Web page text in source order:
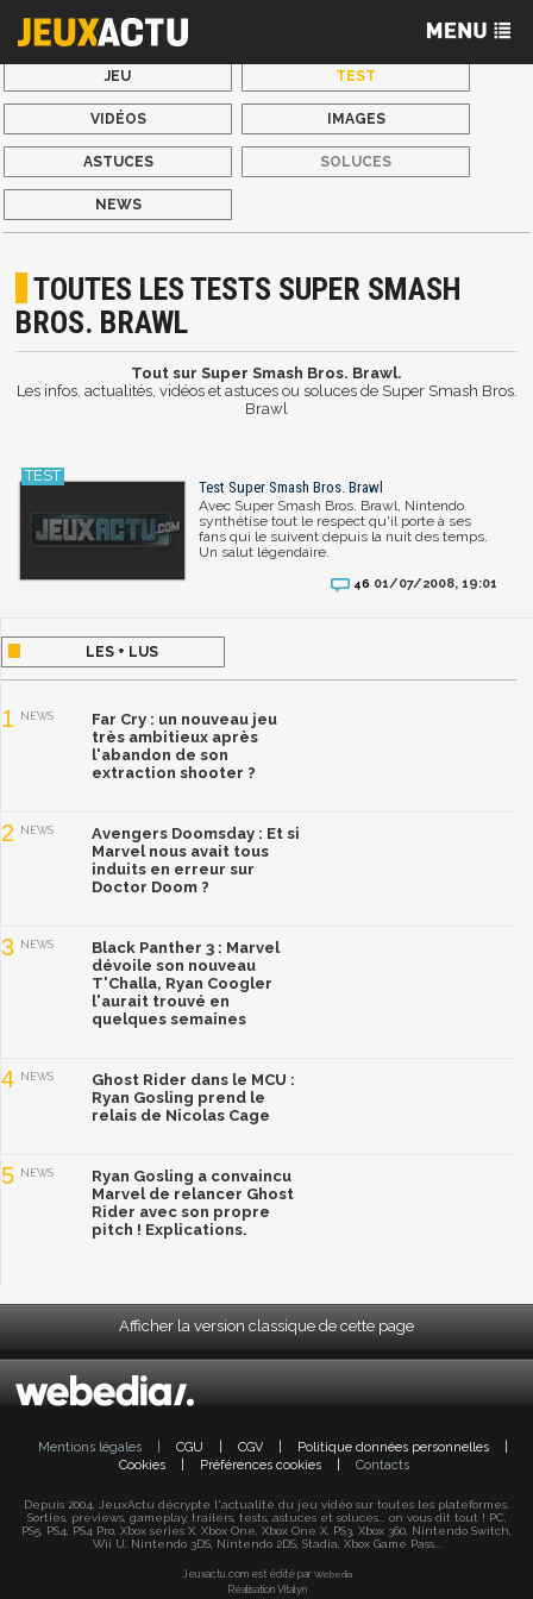
JEU TEST
VIDÉOS IMAGES
ASTUCES SOLUCES
NEWS
TOUTES LES TESTS SUPER SMASH
BROS. BRAWL
Tout sur Super Smash Bros. Brawl.
Les infos, actualités, vidéos et astuces ou soluces de Super Smash Bros.
Brawl
Test Super Smash Bros. Brawl
Avec Super Smash Bros. Brawl, Nintendo
synthétise tout le respect qu'il porte à ses
fans qui le suivent depuis la nuit des temps.
Un salut légendaire.
46 01/07/2008, 19:01
LES + LUS
1 NEWS
Far Cry : un nouveau jeu
très ambitieux après
l'abandon de son
extraction shooter ?
2 NEWS
Avengers Doomsday : Et si
Marvel nous avait tous
induits en erreur sur
Doctor Doom ?
3 NEWS
Black Panther 3 : Marvel
dévoile son nouveau
T'Challa, Ryan Coogler
l'aurait trouvé en
quelques semaines
4 NEWS
Ghost Rider dans le MCU :
Ryan Gosling prend le
relais de Nicolas Cage
5 NEWS
Ryan Gosling a convaincu
Marvel de relancer Ghost
Rider avec son propre
pitch ! Explications.
Afficher la version classique de cette page
Mentions légales CGU CGV Politique données personnelles
Cookies
Préférences cookies Contacts
Depuis 2004, JeuxActu décrypte l'actualité du jeu vidéo sur toutes les plateformes.
Sorties, previews, gameplay, trailers, tests, astuces et soluces... on vous dit tout ! PC,
PS5, PS4, PS4 Pro, Xbox series X, Xbox One, Xbox One X, PS3, Xbox 360, Nintendo Switch,
Wii U, Nintendo 3DS, Nintendo 2DS, Stadia, Xbox Game Pass...
Jeuxactu.com est édité par Webedia
Réalisation Vitalyn